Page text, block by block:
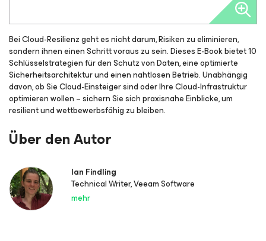
Bei Cloud-Resilienz geht es nicht darum, Risiken zu eliminieren,
sondern ihnen einen Schritt voraus zu sein. Dieses E-Book bietet 10
Schlüsselstrategien für den Schutz von Daten, eine optimierte
Sicherheitsarchitektur und einen nahtlosen Betrieb. Unabhängig
davon, ob Sie Cloud-Einsteiger sind oder Ihre Cloud-Infrastruktur
optimieren wollen – sichern Sie sich praxisnahe Einblicke, um
resilient und wettbewerbsfähig zu bleiben.
Über den Autor
Ian Findling
Technical Writer, Veeam Software
mehr